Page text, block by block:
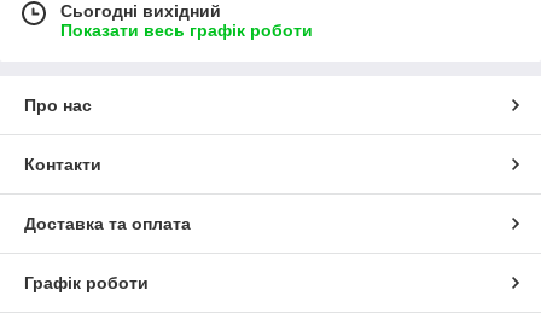
Сьогодні вихідний
Показати весь графік роботи
Про нас
Контакти
Доставка та оплата
Графік роботи